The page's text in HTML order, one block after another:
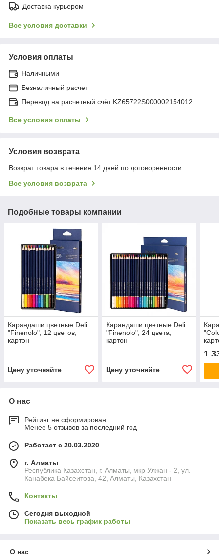
Доставка курьером
Все условия доставки
Условия оплаты
Наличными
Безналичный расчет
Перевод на расчетный счёт KZ65722S000002154012
Все условия оплаты
Условия возврата
Возврат товара в течение 14 дней по договоренности
Все условия возврата
Подобные товары компании
Карандаши цветные Deli
"Finenolo", 12 цветов,
картон
Цену уточняйте
Карандаши цветные Deli
"Finenolo", 24 цвета,
картон
Цену уточняйте
1
О нас
Рейтинг не сформирован
Менее 5 отзывов за последний год
Работает с 20.03.2020
г. Алматы
Республика Казахстан, г. Алматы, мкр Улжан - 2, ул.
Канабека Байсеитова, 42, Алматы, Казахстан
Контакты
Сегодня выходной
Показать весь график работы
О нас